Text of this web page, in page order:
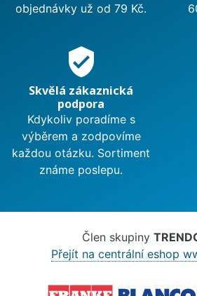
objednávky už od 79 Kč.
verified_user
Skvělá zákaznická
podpora
Kdykoliv poradíme s
výběrem a zodpovíme
každou otázku. Sortiment
známe poslepu.
Člen skupiny
Přejít na centrální eshop